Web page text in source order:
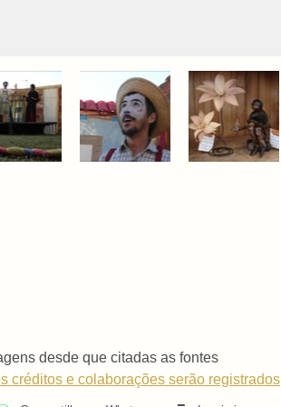
desde que citadas as fontes
créditos e colaborações serão registrados